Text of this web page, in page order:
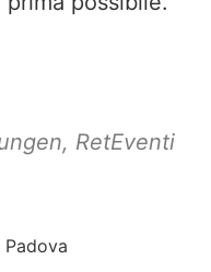
, RetEventi